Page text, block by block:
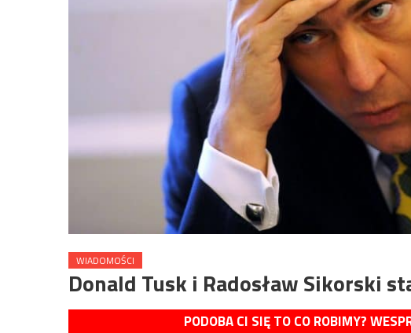
WIADOMOŚCI
Donald Tusk i Radosław Sikorski
PODOBA CI SIĘ TO CO ROBIMY?